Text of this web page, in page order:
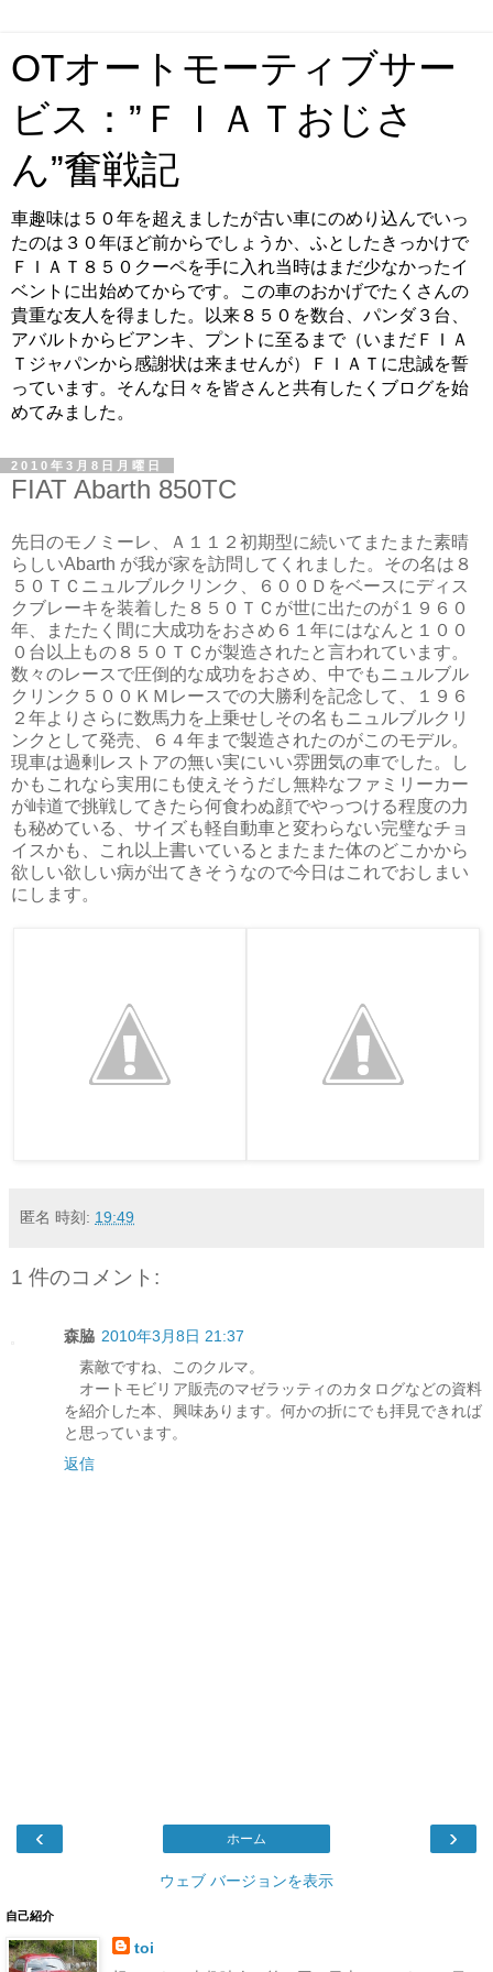
OTオートモーティブサー
ビス：”ＦＩＡＴおじさ
ん”奮戦記
車趣味は５０年を超えましたが古い車にのめり込んでいっ
たのは３０年ほど前からでしょうか、ふとしたきっかけで
ＦＩＡＴ８５０クーペを手に入れ当時はまだ少なかったイ
ベントに出始めてからです。この車のおかげでたくさんの
貴重な友人を得ました。以来８５０を数台、パンダ３台、
アバルトからビアンキ、プントに至るまで（いまだＦＩＡ
Ｔジャパンから感謝状は来ませんが）ＦＩＡＴに忠誠を誓
っています。そんな日々を皆さんと共有したくブログを始
めてみました。
2010年3月8日月曜日
FIAT Abarth 850TC
先日のモノミーレ、Ａ１１２初期型に続いてまたまた素晴
らしいAbarth が我が家を訪問してくれました。その名は８
５０ＴＣニュルブルクリンク、６００Ｄをベースにディス
クブレーキを装着した８５０ＴＣが世に出たのが１９６０
年、またたく間に大成功をおさめ６１年にはなんと１００
０台以上もの８５０ＴＣが製造されたと言われています。
数々のレースで圧倒的な成功をおさめ、中でもニュルブル
クリンク５００ＫＭレースでの大勝利を記念して、１９６
２年よりさらに数馬力を上乗せしその名もニュルブルクリ
ンクとして発売、６４年まで製造されたのがこのモデル。
現車は過剰レストアの無い実にいい雰囲気の車でした。し
かもこれなら実用にも使えそうだし無粋なファミリーカー
が峠道で挑戦してきたら何食わぬ顔でやっつける程度の力
も秘めている、サイズも軽自動車と変わらない完璧なチョ
イスかも、これ以上書いているとまたまた体のどこかから
欲しい欲しい病が出てきそうなので今日はこれでおしまい
にします。
匿名 時刻: 19:49
1 件のコメント:
森脇 2010年3月8日 21:37
素敵ですね、このクルマ。
オートモビリア販売のマゼラッティのカタログなどの資料
を紹介した本、興味あります。何かの折にでも拝見できれば
と思っています。
返信
‹ ›
ホーム
ウェブ バージョンを表示
自己紹介
toi